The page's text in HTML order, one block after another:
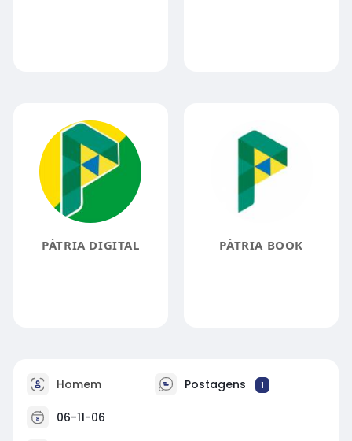
PÁTRIA DIGITAL PÁTRIA BOOK
Homem Postagens 1
06-11-06